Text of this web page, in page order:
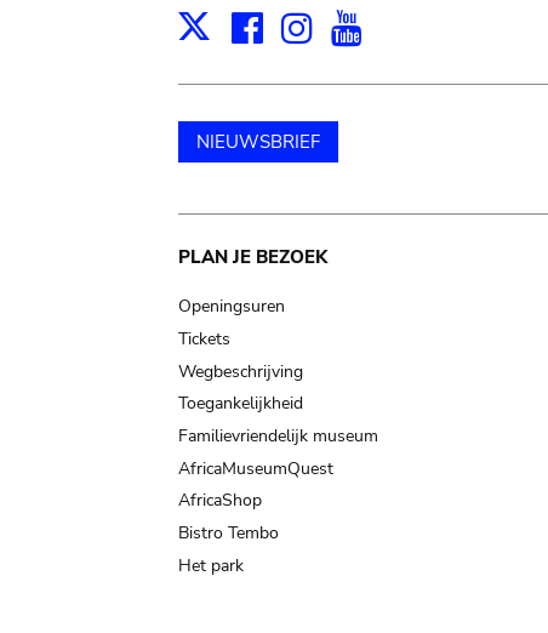
X Facebook
Instagram
NIEUWSBRIEF
Main
navigation
PLAN JE BEZOEK
Openingsuren
Tickets
Wegbeschrijving
Toegankelijkheid
Familievriendelijk museum
AfricaMuseumQuest
AfricaShop
Bistro Tembo
Het park